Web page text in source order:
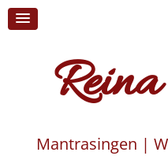
Mantrasingen |